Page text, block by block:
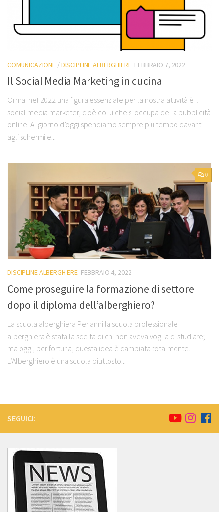
COMUNICAZIONE /DISCIPLINE ALBERGHIERE FEBBRAIO 7, 2022
Il Social Media Marketing in cucina
Ormai nel 2022 una figura essenziale per la nostra attività è il
social media marketer, cioè colui che si occupa della pubblicità
online. Al giorno d’oggi spendiamo sempre più tempo davanti
agli schermi e...
0
DISCIPLINE ALBERGHIERE FEBBRAIO 4, 2022
Come proseguire la formazione di settore
dopo il diploma dell’alberghiero?
La scuola alberghiera Per anni la scuola professionale
alberghiera è stata la scelta di chi non aveva voglia di studiare;
ma oggi, per fortuna, questa idea è cambiata totalmente.
L’Alberghiero è una scuola piuttosto...
SEGUICI: